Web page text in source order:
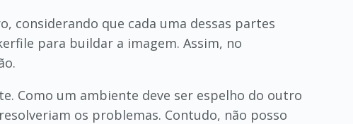
considerando que cada uma dessas partes
para buildar a imagem. Assim, no
Como um ambiente deve ser espelho do outro
os problemas. Contudo, não posso